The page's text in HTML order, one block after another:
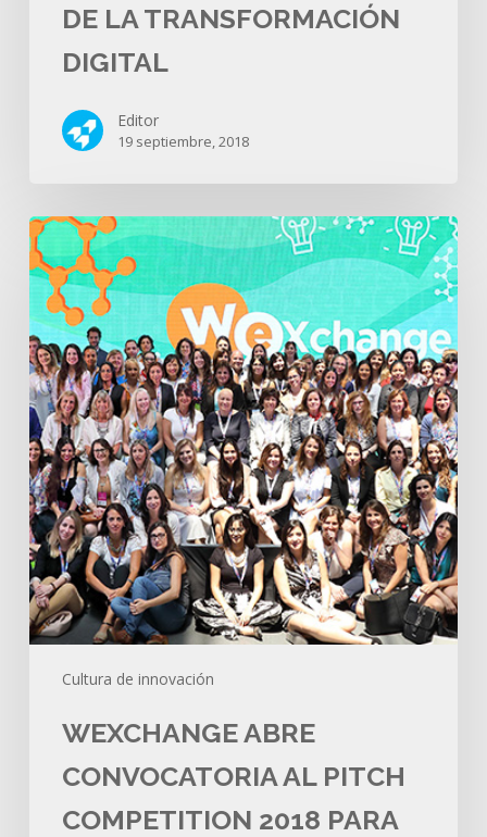
DE LA TRANSFORMACIÓN
DIGITAL
Editor
19 septiembre, 2018
Cultura de innovación
WeXchange
abre
convocatoria
Pitch
Competition
2018
para
emprendedoras
de
AL
y
el
Caribe
WEXCHANGE ABRE
CONVOCATORIA AL PITCH
COMPETITION 2018 PARA